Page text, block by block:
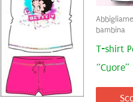
bambina
T-shirt
“Cuore”